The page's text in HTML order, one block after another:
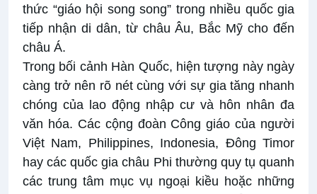
thức “giáo hội song song” trong nhiều quốc gia
tiếp nhận di dân, từ châu Âu, Bắc Mỹ cho đến
châu Á.
Trong bối cảnh Hàn Quốc, hiện tượng này ngày
càng trở nên rõ nét cùng với sự gia tăng nhanh
chóng của lao động nhập cư và hôn nhân đa
văn hóa. Các cộng đoàn Công giáo của người
Việt Nam, Philippines, Indonesia, Đông Timor
hay các quốc gia châu Phi thường quy tụ quanh
các trung tâm mục vụ ngoại kiều hoặc những